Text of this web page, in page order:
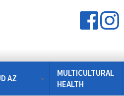
AZ
MULTICULTURAL
HEALTH